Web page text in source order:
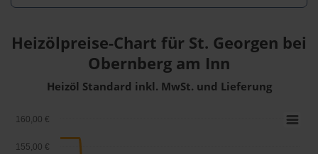
Heizölpreise-Chart für St. Georgen bei
Obernberg am Inn
Heizöl Standard inkl. MwSt. und Lieferung
155,00 €
160,00 €